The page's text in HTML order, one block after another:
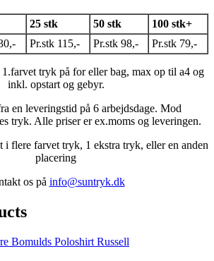
25 stk 50 stk
100 stk+
Pr.stk 115,- Pr.stk 98,- Pr.stk 79,-
tryk på for eller bag, max op til a4 og
inkl. opstart og gebyr.
en leveringstid på 6 arbejdsdage. Mod
tryk. Alle priser er ex.moms og leveringen.
i flere farvet tryk, 1 ekstra tryk, eller en anden
placering
os på info@suntryk.dk